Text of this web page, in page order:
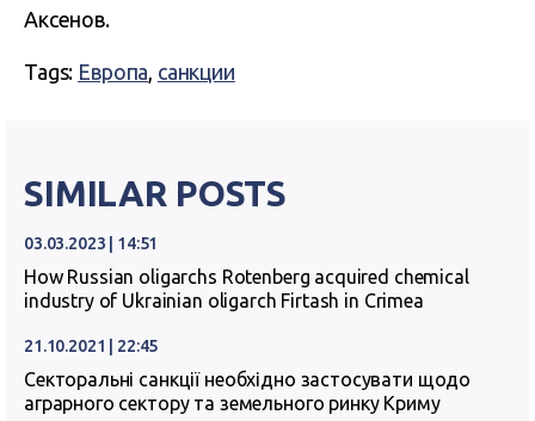
Аксенов.
Tags: Европа, санкции
SIMILAR POSTS
03.03.2023 | 14:51
How Russian oligarchs Rotenberg acquired chemical
industry of Ukrainian oligarch Firtash in Crimea
21.10.2021 | 22:45
Секторальні санкції необхідно застосувати щодо
аграрного сектору та земельного ринку Криму